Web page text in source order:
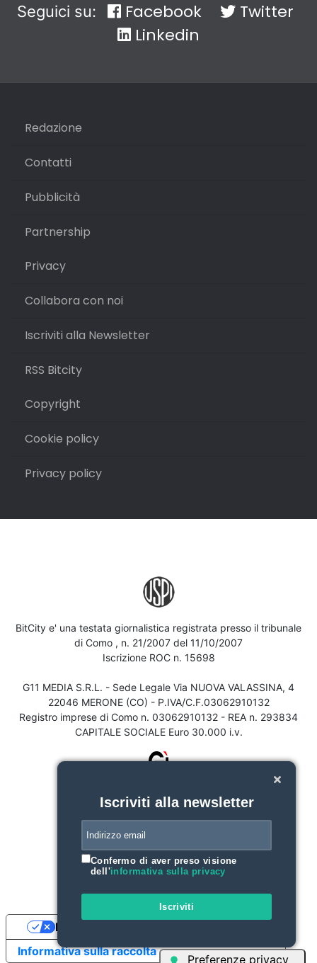
Seguici su: Facebook
Twitter
Linkedin
Redazione
Contatti
Pubblicità
Partnership
Privacy
Collabora con noi
Iscriviti alla Newsletter
RSS Bitcity
Copyright
Cookie policy
Privacy policy
BitCity e' una testata giornalistica registrata presso il tribunale
di Como , n. 21/2007 del 11/10/2007
Iscrizione ROC n. 15698
G11 MEDIA S.R.L. - Sede Legale Via NUOVA VALASSINA, 4
22046 MERONE (CO) - P.IVA/C.F.03062910132
Registro imprese di Como n. 03062910132 - REA n. 293834
CAPITALE SOCIALE Euro 30.000 i.v.
Iscriviti alla newsletter
Confermo di aver preso visione
dell'informativa sulla privacy
Iscriviti
Informativa sulla raccolta
Le tue preferenze relative alla privacy